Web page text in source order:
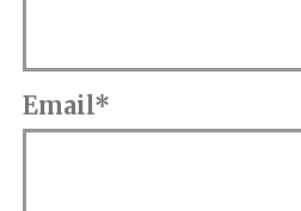
Email*